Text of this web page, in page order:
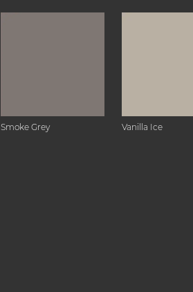
Smoke Grey Vanilla Ice